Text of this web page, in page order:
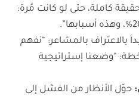
كاملة، حتى لو كانت مُرة:
بالاعتراف بالمشاعر: “نفهم
“وضعنا إستراتيجية
حوّل الأنظار من الفشل إلى